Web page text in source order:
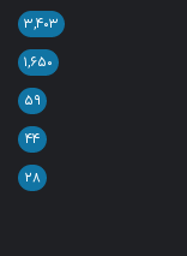
۳,۴۰۳
۱,۶۵۰
۵۹
۴۴
۲۸